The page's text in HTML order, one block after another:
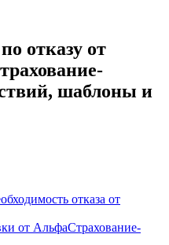
отказу от
шаблоны и
отказа от
от АльфаСтрахование-